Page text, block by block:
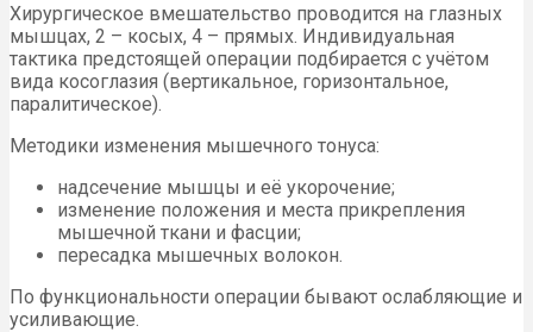
Хирургическое вмешательство проводится на глазных
мышцах, 2 – косых, 4 – прямых. Индивидуальная
тактика предстоящей операции подбирается с учётом
вида косоглазия (вертикальное, горизонтальное,
паралитическое).
Методики изменения мышечного тонуса:
надсечение мышцы и её укорочение;
изменение положения и места прикрепления
мышечной ткани и фасции;
пересадка мышечных волокон.
По функциональности операции бывают ослабляющие и
усиливающие.